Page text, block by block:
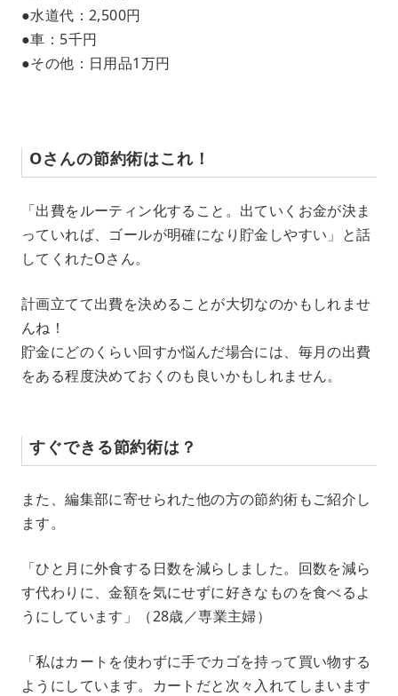
●水道代：2,500円
●車：5千円
●その他：日用品1万円
Oさんの節約術はこれ！
「出費をルーティン化すること。出ていくお金が決ま
っていれば、ゴールが明確になり貯金しやすい」と話
してくれたOさん。
計画立てて出費を決めることが大切なのかもしれませ
んね！
貯金にどのくらい回すか悩んだ場合には、毎月の出費
をある程度決めておくのも良いかもしれません。
すぐできる節約術は？
また、編集部に寄せられた他の方の節約術もご紹介し
ます。
「ひと月に外食する日数を減らしました。回数を減ら
す代わりに、金額を気にせずに好きなものを食べるよ
うにしています」（28歳／専業主婦）
「私はカートを使わずに手でカゴを持って買い物する
ようにしています。カートだと次々入れてしまいます